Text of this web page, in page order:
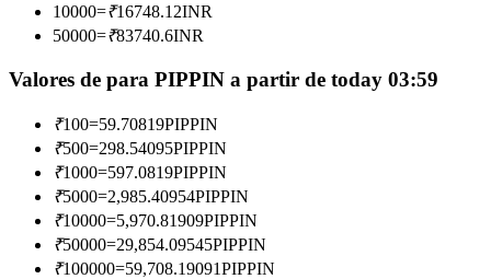
Informação
Análise de big data, incluindo informações comerciais, etc.
10000=₹16748.12INR
50000=₹83740.6INR
Valores de para PIPPIN a partir de today 03:59
₹100=59.70819PIPPIN
₹500=298.54095PIPPIN
₹1000=597.0819PIPPIN
₹5000=2,985.40954PIPPIN
₹10000=5,970.81909PIPPIN
₹50000=29,854.09545PIPPIN
₹100000=59,708.19091PIPPIN